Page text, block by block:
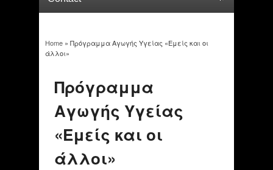
You are here
Home» Πρόγραμμα Αγωγής Υγείας «Εμείς και οι
άλλοι»
Πρόγραμμα
Αγωγής Υγείας
«Εμείς και οι
άλλοι»